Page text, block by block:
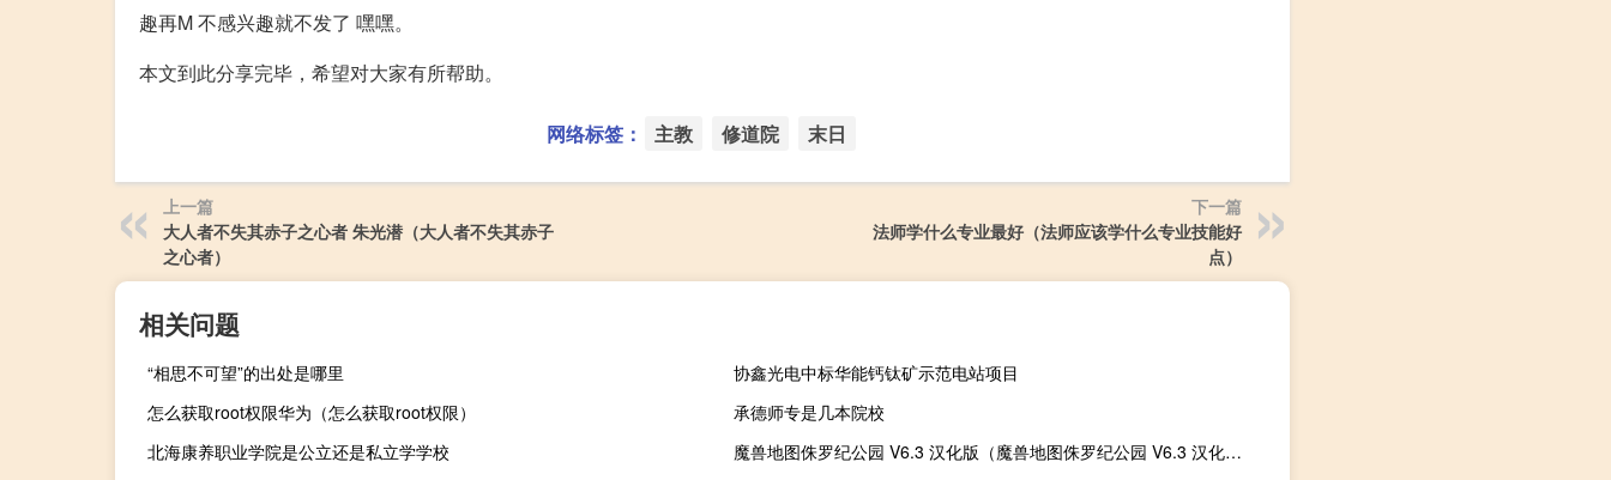
趣再M 不感兴趣就不发了 嘿嘿。
本文到此分享完毕，希望对大家有所帮助。
网络标签： 主教 修道院 末日
上一篇
大人者不失其赤子之心者 朱光潜（大人者不失其赤子
之心者）
下一篇
法师学什么专业最好（法师应该学什么专业技能好
点）
相关问题
“相思不可望”的出处是哪里
协鑫光电中标华能钙钛矿示范电站项目
怎么获取root权限华为（怎么获取root权限）
承德师专是几本院校
北海康养职业学院是公立还是私立学学校
魔兽地图侏罗纪公园 V6.3 汉化版（魔兽地图侏罗纪公园 V6.3 汉化版功能简介）